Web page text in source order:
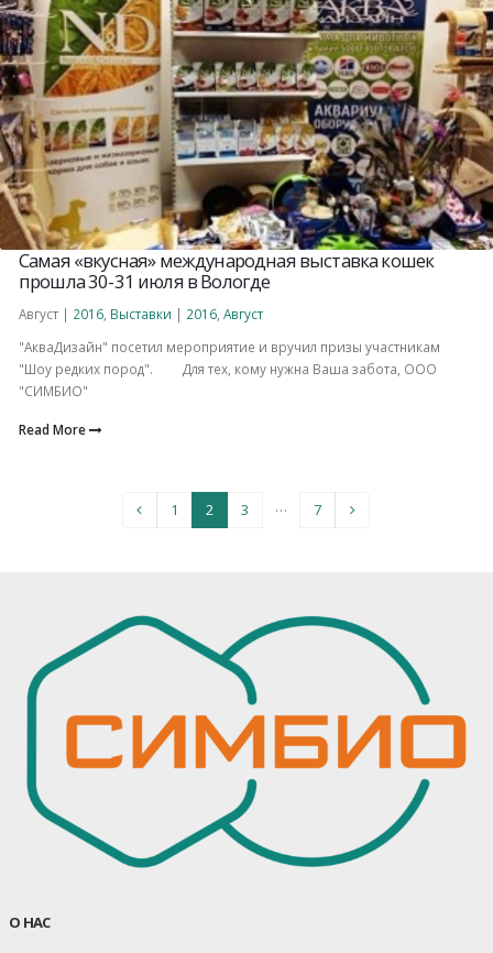
Самая «вкусная» международная выставка кошек
прошла 30-31 июля в Вологде
Август | 2016 Выставки | 2016 Август
"АкваДизайн" посетил мероприятие и вручил призы участникам
"Шоу редких пород". Для тех, кому нужна Ваша забота, ООО
"СИМБИО"
Read More
1 2 3 … 7
О НАС